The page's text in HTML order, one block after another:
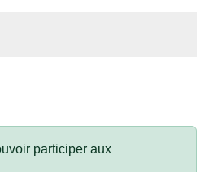
participer aux